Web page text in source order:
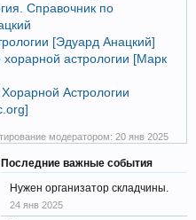
Справочник по
[Эдуард Анацкий]
астрологии [Марк
Астрологии
модератором: 20 янв 2025
Последние важные события
Нужен организатор складчины.
24 янв 2025